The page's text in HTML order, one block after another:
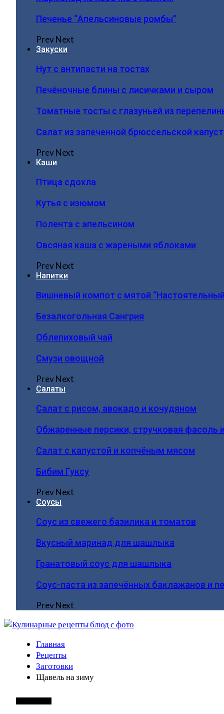
Печенье “Апельсиновые ромбы”
PrevNext
Закуски
Нут с антипасти на тостах
Печёночные блины с лисичками и сыром
Томатные тосты с глазуньей из
Салат из запеченной брюссельской
PrevNext
Каши
Птица сдохла
Кутья с изюмом
Полента с апельсином
Овсяная каша с жареными яблоками
PrevNext
Напитки
Вишневый компот с мятой
Безалкогольная Сангрия
Облепиховый чай
Смузи овощной
PrevNext
Салаты
Салат с рисом, авокадо и кочудяном
Обжаренные персики, стручковая фасоль
Салат с капустой и копчёным мясом
Бибим Гуксу
PrevNext
Соусы
Соус из свежего базилика и томатов
Вкусный маринад для шашлыка
Гранатовый соус для шашлыка
Соус-паста из запечённых баклажанов и
PrevNext
Главная
Рецепты
Заготовки
Щавель на зиму